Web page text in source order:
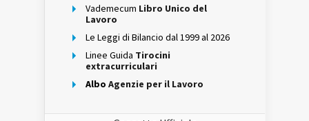
Vademecum Libro Unico del
Lavoro
Le Leggi di Bilancio dal 1999 al 2026
Linee Guida Tirocini
extracurriculari
Albo Agenzie per il Lavoro